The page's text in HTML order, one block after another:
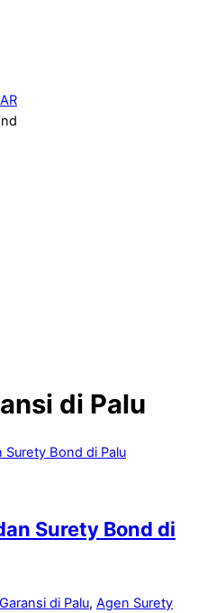
di Palu
Surety Bond di
di Palu, Agen Surety